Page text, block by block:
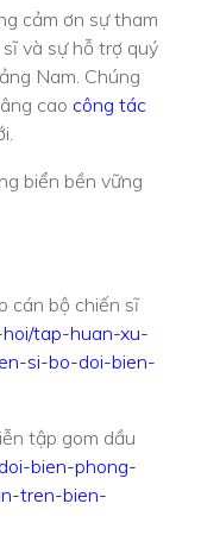
cảm ơn sự tham
và sự hỗ trợ quý
Nam. Chúng
cao công tác
biển bền vững
cán bộ chiến sĩ
tap-huan-xu-
si-bo-doi-bien-
tập gom dầu
bien-phong-
tren-bien-